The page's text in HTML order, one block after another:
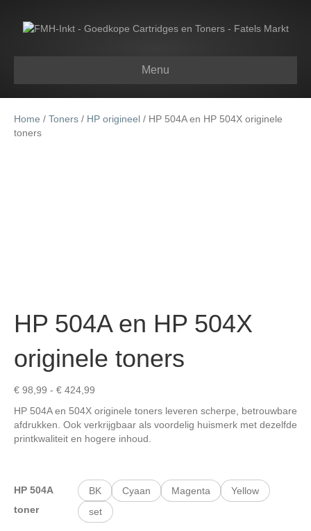
Menu
Home / Toners / HP origineel / HP 504A en HP 504X originele
toners
HP 504A en HP 504X
originele toners
€ 98,99 - € 424,99
tot
€ 424,99
HP 504A en 504X originele toners leveren scherpe, betrouwbare
afdrukken. Ook verkrijgbaar als voordelig huismerk met dezelfde
printkwaliteit en hogere inhoud.
HP 504A
toner
BK Cyaan Magenta
Yellow
set